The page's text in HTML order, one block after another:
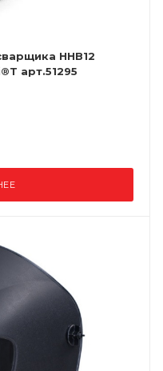
ННВ12
арт.51295